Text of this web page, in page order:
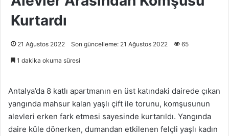
Kurtardı
21 Ağustos 2022 Son güncelleme: 21 Ağustos 2022 65
1 dakika okuma süresi
Antalya’da 8 katlı apartmanın en üst katındaki dairede çıkan
yangında mahsur kalan yaşlı çift ile torunu, komşusunun
alevleri erken fark etmesi sayesinde kurtarıldı. Yangında
daire küle dönerken, dumandan etkilenen felçli yaşlı kadın